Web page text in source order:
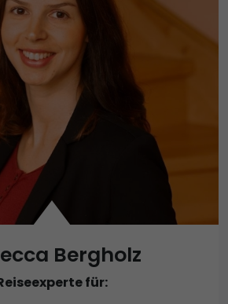
Bergholz
für: